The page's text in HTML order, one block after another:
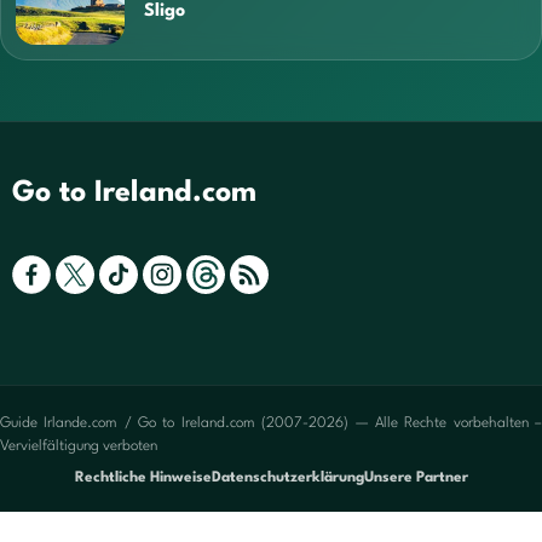
Sligo
Go to Ireland.com
Guide Irlande.com / Go to Ireland.com (2007-2026) — Alle Rechte vorbehalten –
Vervielfältigung verboten
Rechtliche HinweiseDatenschutzerklärungUnsere Partner